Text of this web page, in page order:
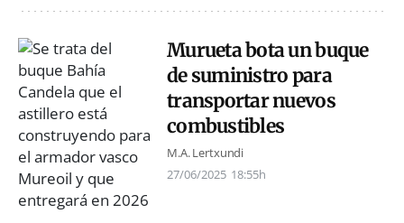
Murueta bota un buque
de suministro para
transportar nuevos
combustibles
M.A. Lertxundi
27/06/2025 18:55h